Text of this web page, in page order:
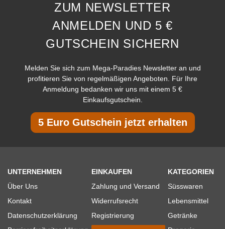
ZUM NEWSLETTER
ANMELDEN UND 5 €
GUTSCHEIN SICHERN
Melden Sie sich zum Mega-Paradies Newsletter an und
profitieren Sie von regelmäßigen Angeboten. Für Ihre
Anmeldung bedanken wir uns mit einem 5 €
Einkaufsgutschein.
5 Euro Gutschein jetzt erhalten
UNTERNEHMEN
Über Uns
Kontakt
Datenschutzerklärung
EINKAUFEN
Zahlung und Versand
Widerrufsrecht
Registrierung
KATEGORIEN
Süsswaren
Lebensmittel
Getränke